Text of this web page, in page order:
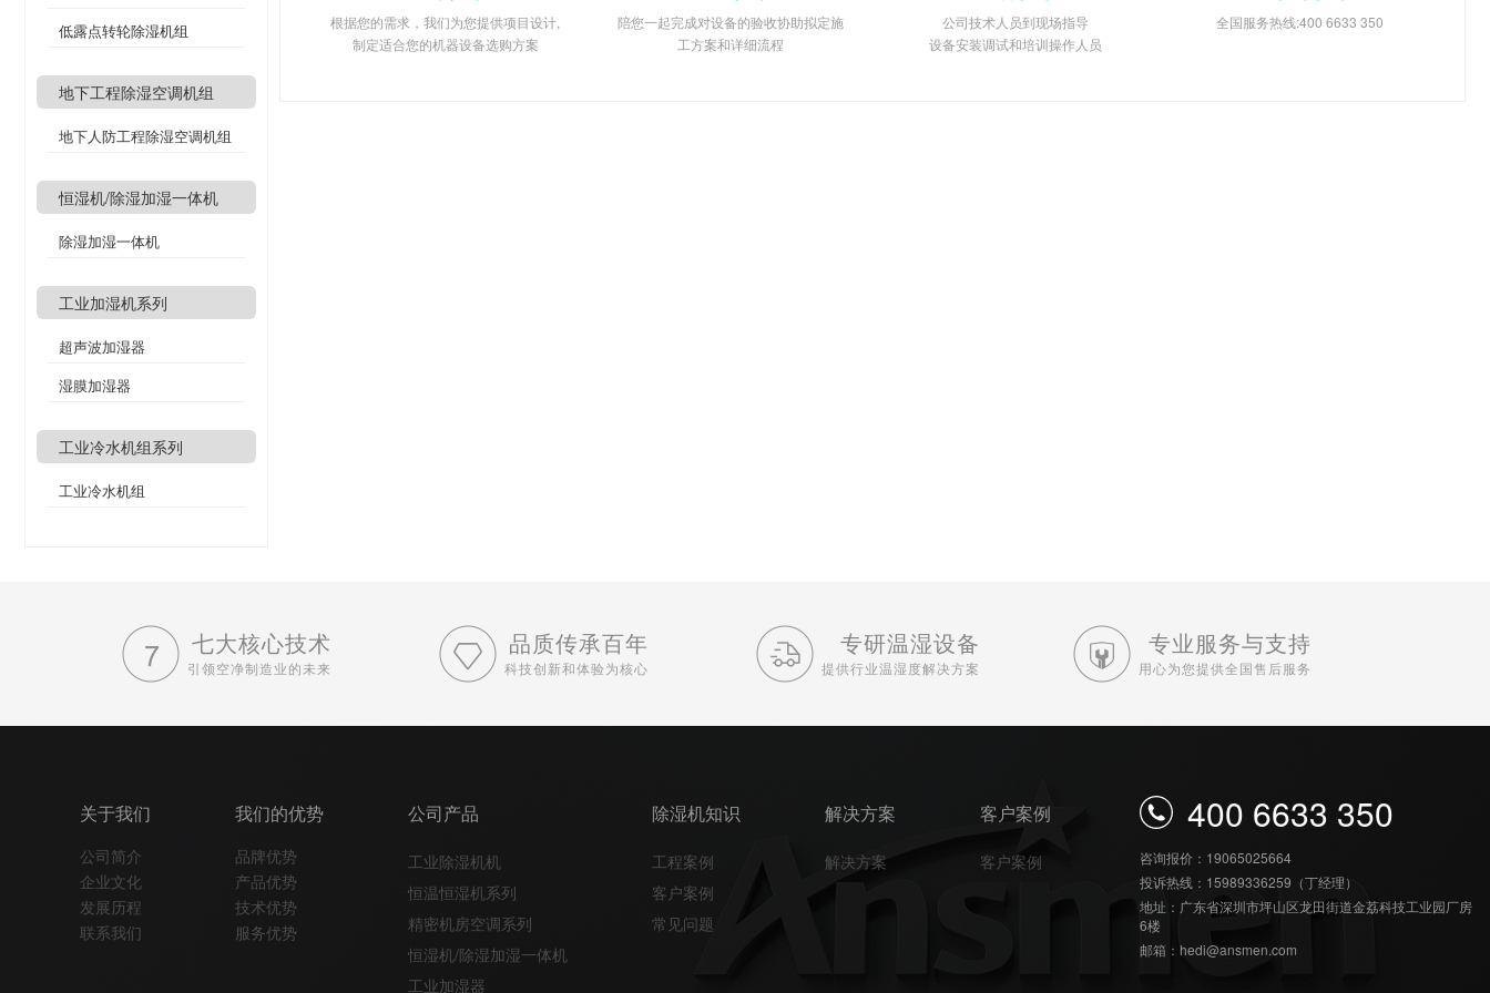
低露点转轮除湿机组
地下工程除湿空调机组
地下人防工程除湿空调机组
恒湿机/除湿加湿一体机
除湿加湿一体机
工业加湿机系列
超声波加湿器
湿膜加湿器
工业冷水机组系列
工业冷水机组
根据您的需求，我们为您提供项目设计,
制定适合您的机器设备选购方案
陪您一起完成对设备的验收协助拟定施
工方案和详细流程
公司技术人员到现场指导
设备安装调试和培训操作人员
全国服务热线:400 6633 350
七大核心技术
引领空净制造业的未来
品质传承百年
科技创新和体验为核心
专研温湿设备
提供行业温湿度解决方案
专业服务与支持
用心为您提供全国售后服务
关于我们
公司简介
企业文化
发展历程
联系我们
我们的优势
品牌优势
产品优势
技术优势
服务优势
公司产品
工业除湿机机
恒温恒湿机系列
精密机房空调系列
恒湿机/除湿加湿一体机
工业加湿器
除湿机知识
工程案例
客户案例
常见问题
解决方案
解决方案
客户案例
客户案例
400 6633 350
咨询报价：19065025664
投诉热线：15989336259（丁经理）
地址：广东省深圳市坪山区龙田街道金荔科技工业园厂房
6楼
邮箱：hedi@ansmen.com